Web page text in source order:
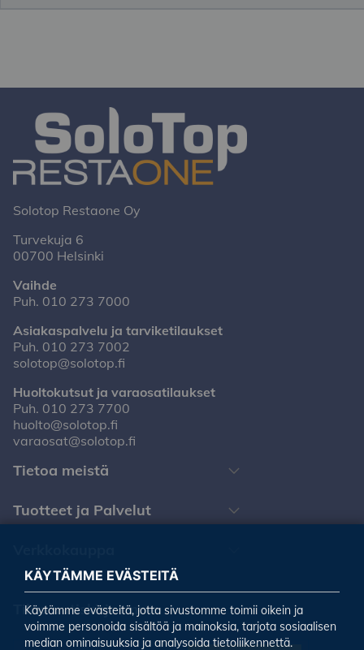
Solotop Restaone Oy
Turvekuja 6
00700 Helsinki
Vaihde
Puh. 010 273 7000
Asiakaspalvelu ja tarviketilaukset
Puh. 010 273 7002
solotop@solotop.fi
Huoltokutsut ja varaosatilaukset
Puh. 010 273 7700
huolto@solotop.fi
varaosat@solotop.fi
Tietoa meistä
Tuotteet ja Palvelut
Tilaa uutiskirjeemme
KÄYTÄMME EVÄSTEITÄ
Käytämme evästeitä, jotta sivustomme toimii oikein ja
voimme personoida sisältöä ja mainoksia, tarjota sosiaalisen
median ominaisuuksia ja analysoida tietoliikennettä.